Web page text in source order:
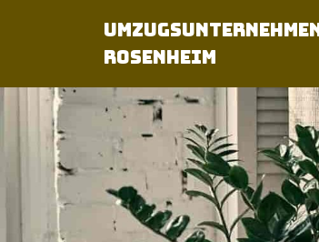
Rosenheim